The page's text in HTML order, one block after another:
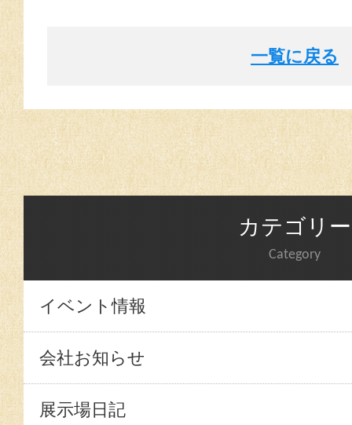
一覧に戻る
カテゴリー
Category
イベント情報
会社お知らせ
展示場日記